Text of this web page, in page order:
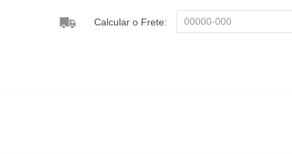
Calcular o Frete: